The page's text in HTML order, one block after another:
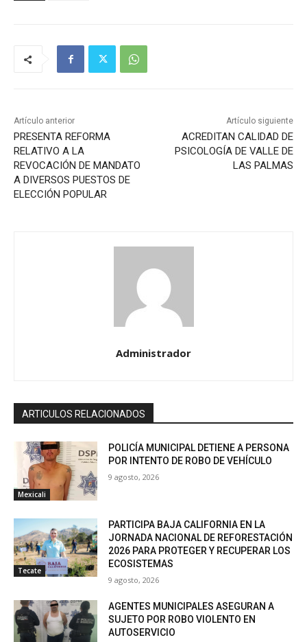
Artículo anterior
PRESENTA REFORMA
RELATIVO A LA
REVOCACIÓN DE MANDATO
A DIVERSOS PUESTOS DE
ELECCIÓN POPULAR
Artículo siguiente
ACREDITAN CALIDAD DE
PSICOLOGÍA DE VALLE DE
LAS PALMAS
Administrador
ARTICULOS RELACIONADOS
Mexicali
POLICÍA MUNICIPAL DETIENE A PERSONA
POR INTENTO DE ROBO DE VEHÍCULO
9 agosto, 2026
Tecate
PARTICIPA BAJA CALIFORNIA EN LA
JORNADA NACIONAL DE REFORESTACIÓN
2026 PARA PROTEGER Y RECUPERAR LOS
ECOSISTEMAS
9 agosto, 2026
AGENTES MUNICIPALES ASEGURAN A
SUJETO POR ROBO VIOLENTO EN
AUTOSERVICIO